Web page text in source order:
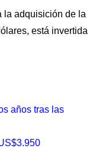
la adquisición de la
está invertida
años tras las